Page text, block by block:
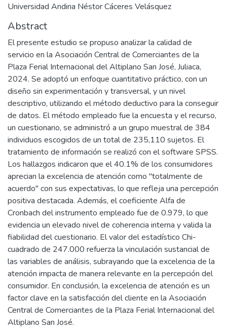
Universidad Andina Néstor Cáceres Velásquez
Abstract
El presente estudio se propuso analizar la calidad de
servicio en la Asociación Central de Comerciantes de la
Plaza Ferial Internacional del Altiplano San José, Juliaca,
2024. Se adoptó un enfoque cuantitativo práctico, con un
diseño sin experimentación y transversal, y un nivel
descriptivo, utilizando el método deductivo para la conseguir
de datos. El método empleado fue la encuesta y el recurso,
un cuestionario, se administró a un grupo muestral de 384
individuos escogidos de un total de 235,110 sujetos. El
tratamiento de información se realizó con el software SPSS.
Los hallazgos indicaron que el 40.1% de los consumidores
aprecian la excelencia de atención como "totalmente de
acuerdo" con sus expectativas, lo que refleja una percepción
positiva destacada. Además, el coeficiente Alfa de
Cronbach del instrumento empleado fue de 0.979, lo que
evidencia un elevado nivel de coherencia interna y valida la
fiabilidad del cuestionario. El valor del estadístico Chi-
cuadrado de 247.000 refuerza la vinculación sustancial de
las variables de análisis, subrayando que la excelencia de la
atención impacta de manera relevante en la percepción del
consumidor. En conclusión, la excelencia de atención es un
factor clave en la satisfacción del cliente en la Asociación
Central de Comerciantes de la Plaza Ferial Internacional del
Altiplano San José.